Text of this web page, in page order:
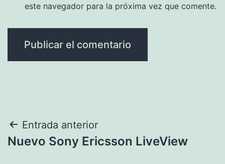
este navegador para la próxima vez que comente.
Navegación
de
Entrada anterior
Nuevo Sony Ericsson LiveView